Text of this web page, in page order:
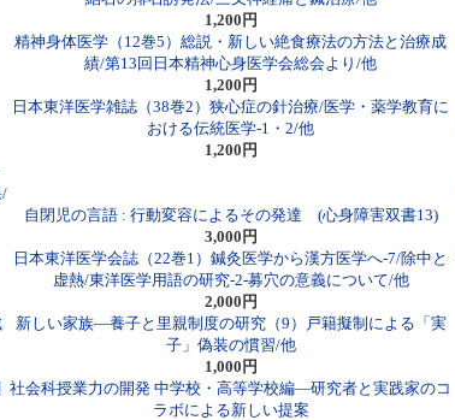
1,200円
精神身体医学（12巻5）総説・新しい絶食療法の方法と治療成
績/第13回日本精神心身医学会総会より/他
1,200円
日本東洋医学雑誌（38巻2）狭心症の針治療/医学・薬学教育に
おける伝統医学-1・2/他
1,200円
自閉児の言語 : 行動変容によるその発達 (心身障害双書13)
3,000円
日本東洋医学会誌（22巻1）鍼灸医学から漢方医学へ-7/除中と
虚熱/東洋医学用語の研究-2-募穴の意義について/他
2,000円
新しい家族―養子と里親制度の研究（9）戸籍擬制による「実
子」偽装の慣習/他
1,000円
社会科授業力の開発 中学校・高等学校編―研究者と実践家のコ
ラボによる新しい提案